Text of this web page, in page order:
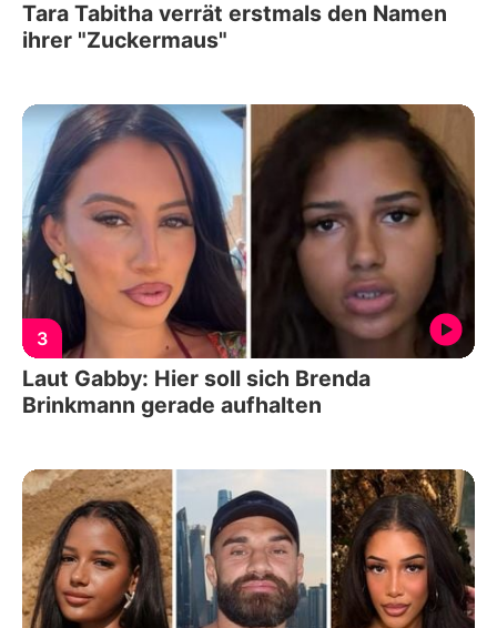
Tara Tabitha verrät erstmals den Namen
ihrer "Zuckermaus"
3
Laut Gabby: Hier soll sich Brenda
Brinkmann gerade aufhalten